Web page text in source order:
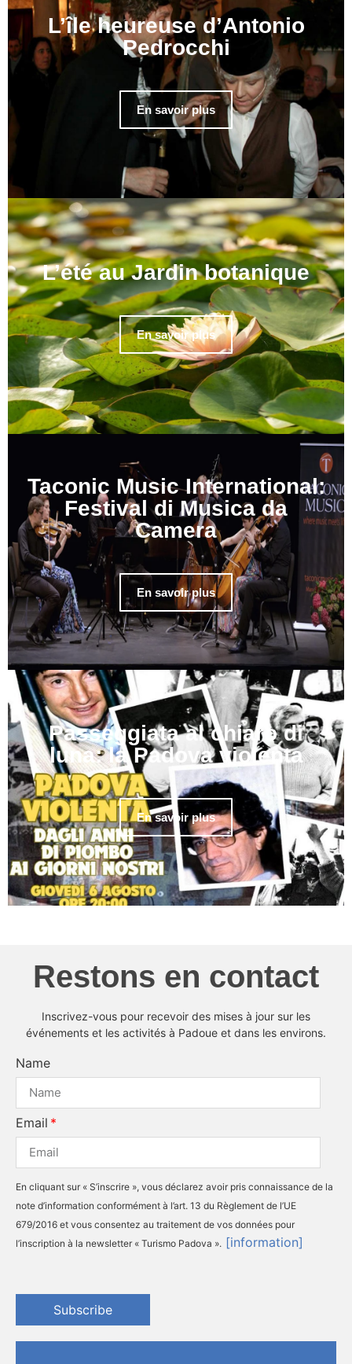
L’île heureuse d’Antonio
Pedrocchi
En savoir plus
L’été au Jardin botanique
En savoir plus
Taconic Music International:
Festival di Musica da
Camera
En savoir plus
Passeggiata al chiaro di
luna: la Padova violenta
En savoir plus
Restons en contact
Inscrivez-vous pour recevoir des mises à jour sur les
événements et les activités à Padoue et dans les environs.
Name
Email
En cliquant sur « S’inscrire », vous déclarez avoir pris connaissance de la
note d’information conformément à l’art. 13 du Règlement de l’UE
679/2016 et vous consentez au traitement de vos données pour
l’inscription à la newsletter « Turismo Padova ». [information]
Subscribe